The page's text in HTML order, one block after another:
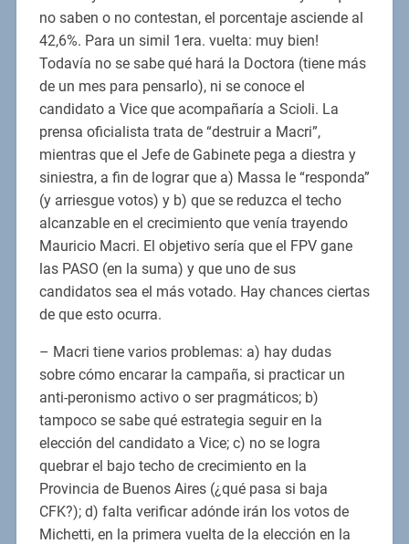
no saben o no contestan, el porcentaje asciende al
42,6%. Para un simil 1era. vuelta: muy bien!
Todavía no se sabe qué hará la Doctora (tiene más
de un mes para pensarlo), ni se conoce el
candidato a Vice que acompañaría a Scioli. La
prensa oficialista trata de “destruir a Macri”,
mientras que el Jefe de Gabinete pega a diestra y
siniestra, a fin de lograr que a) Massa le “responda”
(y arriesgue votos) y b) que se reduzca el techo
alcanzable en el crecimiento que venía trayendo
Mauricio Macri. El objetivo sería que el FPV gane
las PASO (en la suma) y que uno de sus
candidatos sea el más votado. Hay chances ciertas
de que esto ocurra.
– Macri tiene varios problemas: a) hay dudas
sobre cómo encarar la campaña, si practicar un
anti-peronismo activo o ser pragmáticos; b)
tampoco se sabe qué estrategia seguir en la
elección del candidato a Vice; c) no se logra
quebrar el bajo techo de crecimiento en la
Provincia de Buenos Aires (¿qué pasa si baja
CFK?); d) falta verificar adónde irán los votos de
Michetti, en la primera vuelta de la elección en la